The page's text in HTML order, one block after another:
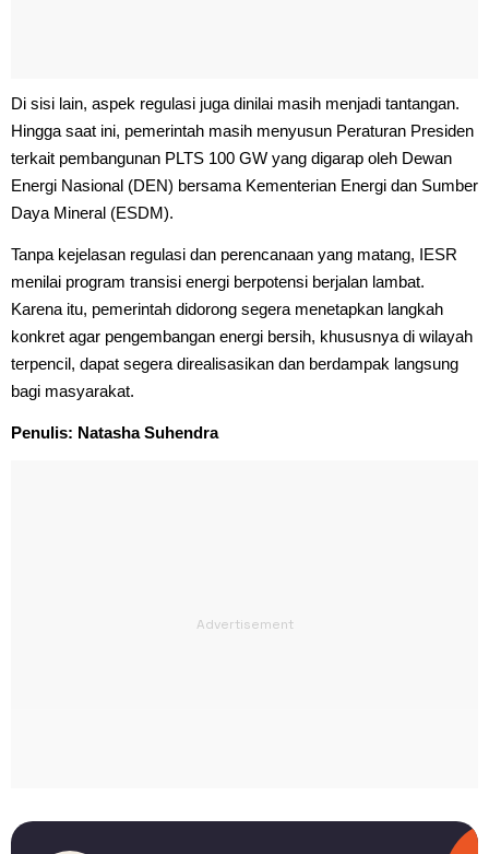
Di sisi lain, aspek regulasi juga dinilai masih menjadi tantangan.
Hingga saat ini, pemerintah masih menyusun Peraturan Presiden
terkait pembangunan PLTS 100 GW yang digarap oleh Dewan
Energi Nasional (DEN) bersama Kementerian Energi dan Sumber
Daya Mineral (ESDM).
Tanpa kejelasan regulasi dan perencanaan yang matang, IESR
menilai program transisi energi berpotensi berjalan lambat.
Karena itu, pemerintah didorong segera menetapkan langkah
konkret agar pengembangan energi bersih, khususnya di wilayah
terpencil, dapat segera direalisasikan dan berdampak langsung
bagi masyarakat.
Penulis: Natasha Suhendra